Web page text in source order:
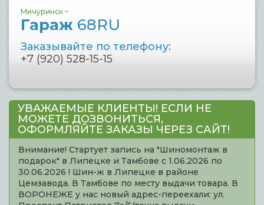
Мичуринск
Гараж 68RU
Заказывайте по телефону:
+7 (920) 528-15-15
УВАЖАЕМЫЕ КЛИЕНТЫ! ЕСЛИ НЕ
МОЖЕТЕ ДОЗВОНИТЬСЯ,
ОФОРМЛЯЙТЕ ЗАКАЗЫ ЧЕРЕЗ САЙТ!
Внимание! Стартует запись на "Шиномонтаж в
подарок" в Липецке и Тамбове с 1.06.2026 по
30.06.2026 ! Шин-ж в Липецке в районе
Цемзавода. В Тамбове по месту выдачи товара. В
ВОРОНЕЖЕ у нас новый адрес-переехали: ул.